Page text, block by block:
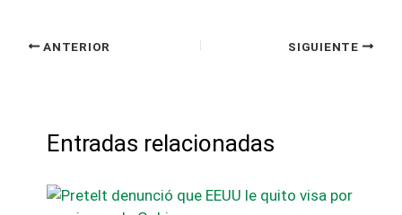
ANTERIOR SIGUIENTE
Entradas relacionadas